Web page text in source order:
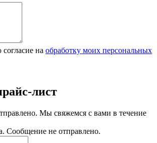
на обработку моих персональных
лист
Мы свяжемся с вами в течение
Сообщение не отправлено.